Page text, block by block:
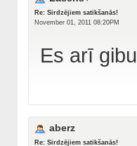
Re: Sirdzējiem satikšanās!
November 01, 2011 08:20PM
Es arī
aberz
Re: Sirdzējiem satikšanās!